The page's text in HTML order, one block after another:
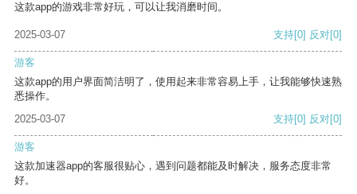
这款app的游戏非常好玩，可以让我消磨时间。
2025-03-07 支持[0] 反对[0]
游客
这款app的用户界面简洁明了，使用起来非常容易上手，让我能够快速熟
悉操作。
2025-03-07
支持[0] 反对[0]
游客
这款加速器app的客服很贴心，遇到问题都能及时解决，服务态度非常
好。